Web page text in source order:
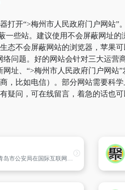
打开“>梅州市人民政府门户网站
一些站。建议使用不会屏蔽网址
态不会屏蔽网站的浏览器，苹果
络问题。好的网站会针对三大运营
网址、“>梅州市人民政府门户网
，比如电信）。部分网站需要科
疑问，可在线留言，着急的话也可
青岛公安网是山东省青岛市公安局在国际互联网上建立的综合性、服务性政府门户网站,也是为广大公众,特别是机动车车主和驾驶人员提供的集资讯、查询、学习、互动于一体的城市交通管理多功能服务型网络平台。青岛公安网以信息公开、网上办事、互动交流为核心,及时发布公安交通管理工作信息,宣传交警形象、交通安